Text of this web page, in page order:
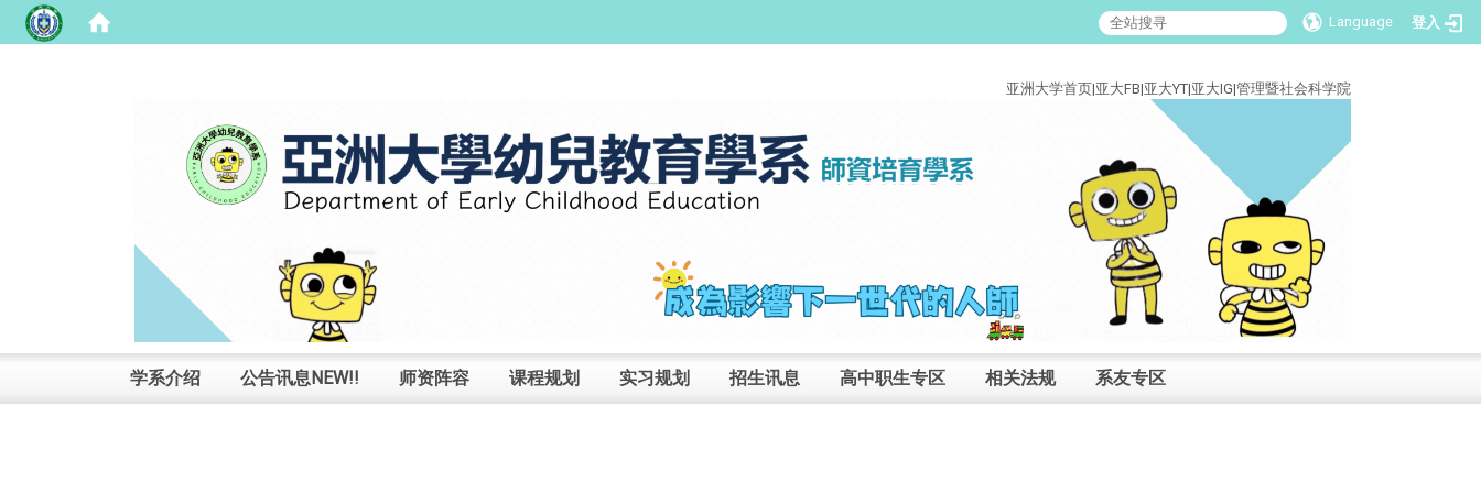
Language 登入
亚洲大学首页|亚大FB|亚大YT|亚大IG|管理暨社会科学院
学系介绍 公告讯息NEW!! 师资阵容 课程规划 实习规划 招生讯息 高中职生专区 相关法规 系友专区